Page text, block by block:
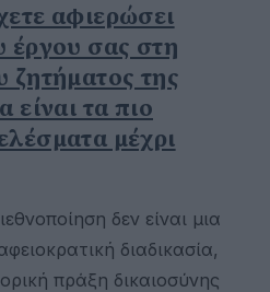
αφιερώσει
έργου σας στη
ζητήματος της
είναι τα πιο
μέχρι
δεν είναι μια
διαδικασία,
πράξη δικαιοσύνης